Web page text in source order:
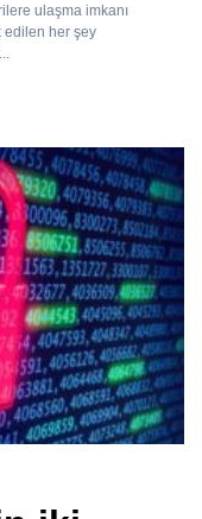
ulaşma imkanı
edilen her şey